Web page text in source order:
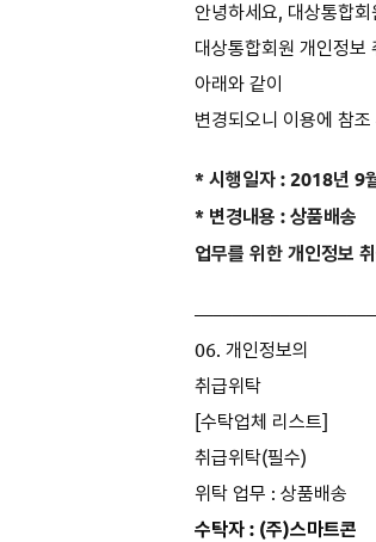
안녕하세요, 대상통합
대상통합회원 개인정보
아래와 같이
변경되오니 이용에 참
* 시행일자 : 2018년 9
* 변경내용 : 상품배송
업무를 위한 개인정보
06. 개인정보의
취급위탁
[수탁업체 리스트]
취급위탁(필수)
위탁 업무 : 상품배송
수탁자 : (주)스마트콘